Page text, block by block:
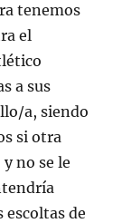
tenemos
el
a sus
a, siendo
si otra
no se le
escoltas de